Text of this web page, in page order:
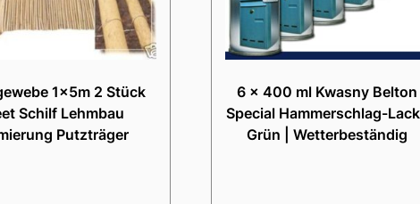
1x5m 2 Stück
Schilf Lehmbau
Putzträger
6 x 400 ml Kwasny Belton
Special Hammerschlag-Lack |
Grün | Wetterbeständig